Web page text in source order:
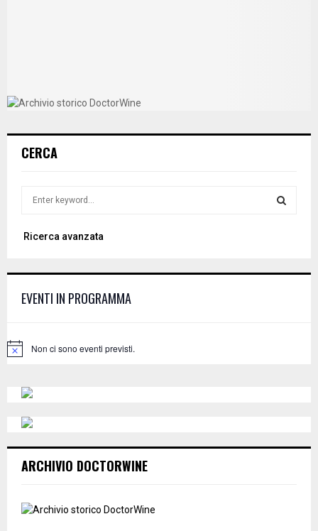
CERCA
r
o
Ricerca avanzata
EVENTI IN PROGRAMMA
N
Non ci sono eventi previsti.
ARCHIVIO DOCTORWINE